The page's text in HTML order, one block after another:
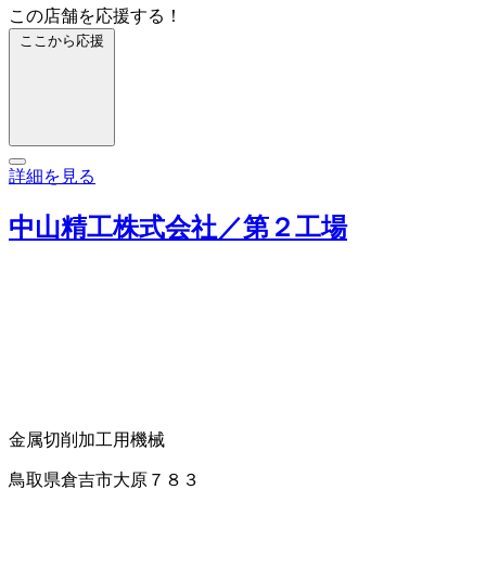
この店舗を応援する！
ここから応援
詳細を見る
中山精工株式会社／第２工場
金属切削加工用機械
鳥取県倉吉市大原７８３